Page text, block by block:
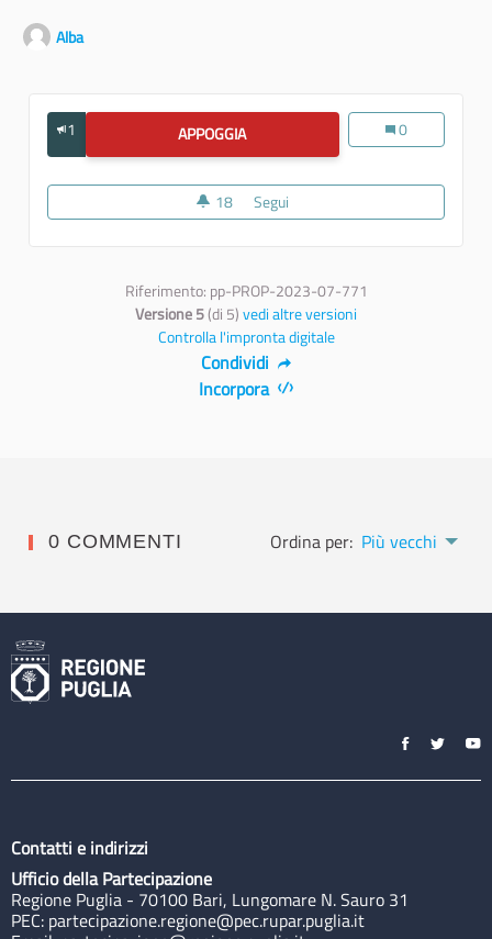
Alba
1 APPOGGIAGIUSTIZIA, SISTEMA GIURIDICO E
Giustizia,
0
18 18 sostenitori
Segui
Riferimento: pp-PROP-2023-07-771
Versione 5(di 5)vedi altre versioni
Controlla l'impronta digitale
Condividi
Incorpora
0 COMMENTI Ordina per: Più vecchi
Contatti e indirizzi
Ufficio della Partecipazione
Regione Puglia - 70100 Bari, Lungomare N. Sauro 31
PEC: partecipazione.regione@pec.rupar.puglia.it